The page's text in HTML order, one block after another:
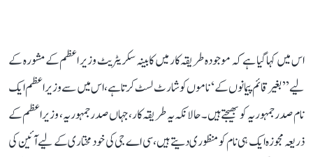
اس میں کہا گیا ہے کہ موجودہ طریقہ کار میں کابینہ سکریٹریٹ وزیر اعظم کے مشورہ کے
لیے ’’بغیر قائم پیمانوں کے‘ ناموں کو شارٹ لسٹ کرتا ہے، اس میں سے وزیر اعظم ایک
نام صدر جمہوریہ کو بھیجتے ہیں۔ حالانکہ یہ طریقہ کار، جہاں صدر جمہوریہ، وزیر اعظم کے
ذریعہ مجوزہ ایک ہی نام کو منظوری دیتے ہیں، سی اے جی کی خود مختاری کے لیے آئین کی